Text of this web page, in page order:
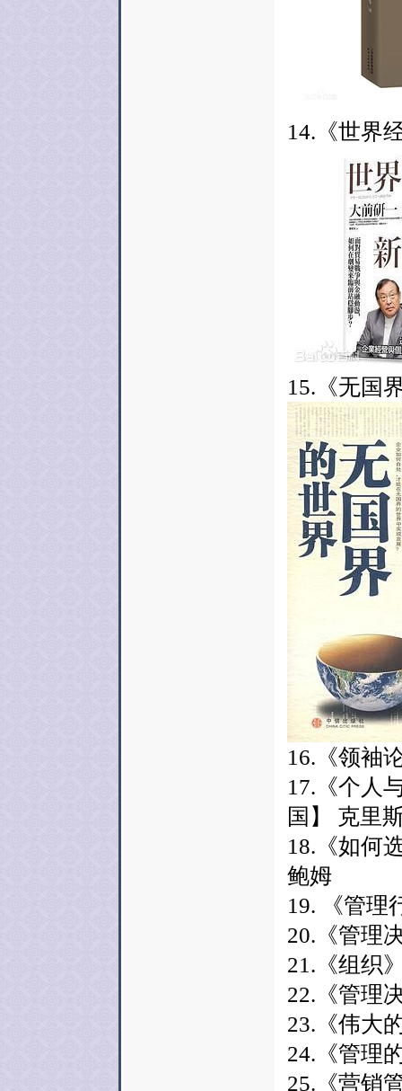
14.《世界
15.《无国
16.《领袖
17.《个人
国】 克里
18.《如何
鲍姆
19. 《管理
20.《管理
21.《组织
22.《管理
23.《伟大
24.《管理
25.《营销